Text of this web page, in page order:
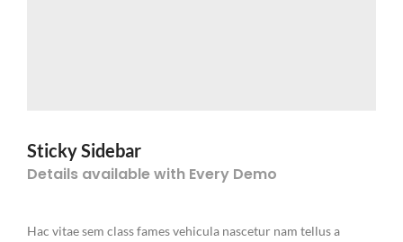
Sticky Sidebar
Details available with Every Demo
Hac vitae sem class fames vehicula nascetur nam tellus a